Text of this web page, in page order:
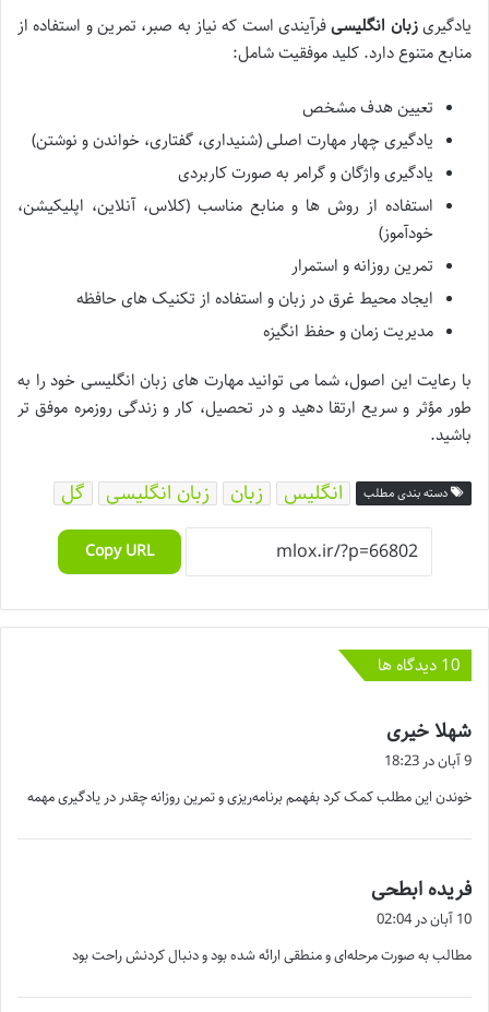
یادگیریزبان انگلیسیفرآیندی است که نیاز به صبر، تمرین و استفاده از
منابع متنوع دارد. کلید موفقیت شامل:
تعیین هدف مشخص
یادگیری چهار مهارت اصلی (شنیداری، گفتاری، خواندن و نوشتن)
یادگیری واژگان و گرامر به صورت کاربردی
استفاده از روش ها و منابع مناسب (کلاس، آنلاین، اپلیکیشن،
خودآموز)
تمرین روزانه و استمرار
ایجاد محیط غرق در زبان و استفاده از تکنیک های حافظه
مدیریت زمان و حفظ انگیزه
با رعایت این اصول، شما می توانید مهارت های زبان انگلیسی خود را به
طور مؤثر و سریع ارتقا دهید و در تحصیل، کار و زندگی روزمره موفق تر
باشید.
دسته بندی مطلب انگلیس زبان زبان انگلیسی گل
Copy URL
‫10 دیدگاه ها
شهلا خیری
:
9 آبان در 18:23
خوندن این مطلب کمک کرد بفهمم برنامه‌ریزی و تمرین روزانه چقدر در یادگیری مهمه
فریده ابطحی
:
10 آبان در 02:04
مطالب به صورت مرحله‌ای و منطقی ارائه شده بود و دنبال کردنش راحت بود